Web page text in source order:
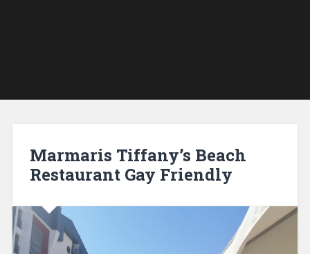
Marmaris Tiffany’s Beach
Restaurant Gay Friendly